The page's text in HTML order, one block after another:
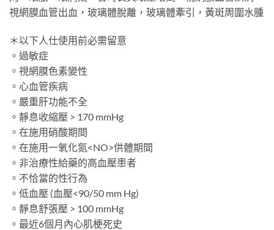
視網膜血管出血，玻璃體脫離，玻璃體牽引，黃斑周圍水腫
＊以下人仕使用前必需留意
。過敏症
。視網膜色素變性
。心血管疾病
。嚴重肝功能不全
。靜息收縮壓 > 170 mmHg
。在施用硝酸期間
。在施用一氧化氮<NO>供體期間
。非治療性給藥的高血壓患者
。不恰當的性行為
。低血壓 (血壓<90/50 mm Hg)
。靜息舒張壓 > 100 mmHg
。最近6個月內心肌梗死史